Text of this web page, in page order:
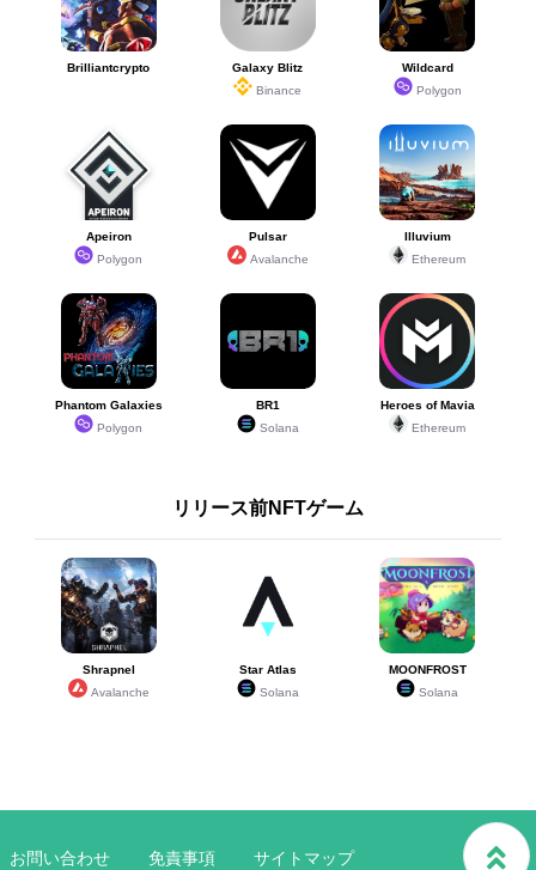
Brilliantcrypto
Galaxy Blitz
Binance
Wildcard
Polygon
Apeiron
Polygon
Pulsar
Avalanche
Illuvium
Ethereum
Phantom Galaxies
Polygon
BR1
Solana
Heroes of Mavia
Ethereum
リリース前NFTゲーム
Shrapnel
Avalanche
Star Atlas
Solana
MOONFROST
Solana
お問い合わせ 免責事項 サイトマップ